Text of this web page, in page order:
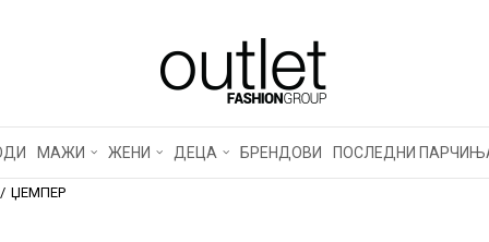
МАЖИ ЖЕНИ ДЕЦА БРЕНДОВИ ПОСЛЕДНИ
ЏЕМПЕР